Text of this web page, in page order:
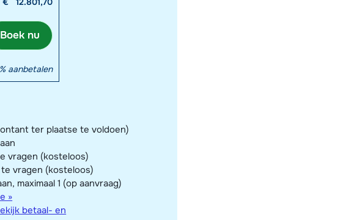
Boek nu
aanbetalen
ter plaatse te voldoen)
vragen (kosteloos)
vragen (kosteloos)
maximaal 1 (op aanvraag)
»
betaal- en